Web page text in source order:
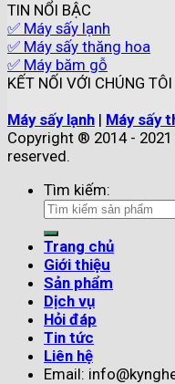
TIN NỔI BẬC
✅ Máy sấy lạnh
✅ Máy sấy thăng hoa
✅ Máy băm gỗ
KẾT NỐI VỚI CHÚNG TÔI
Máy sấy lạnh | Máy sấy
Copyright ® 2014 - 2021
reserved.
Tìm kiếm:
Trang chủ
Giới thiệu
Sản phẩm
Dịch vụ
Hỏi đáp
Tin tức
Liên hệ
Email: